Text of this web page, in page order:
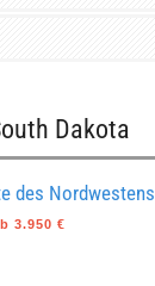
Dakota
des Nordwestens
3.950 €